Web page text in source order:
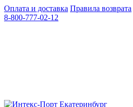
Оплата и доставка Правила возврата
8-800-777-02-12